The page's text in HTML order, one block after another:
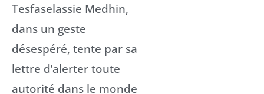
Tesfaselassie Medhin,
dans un geste
désespéré, tente par sa
lettre d’alerter toute
autorité dans le monde